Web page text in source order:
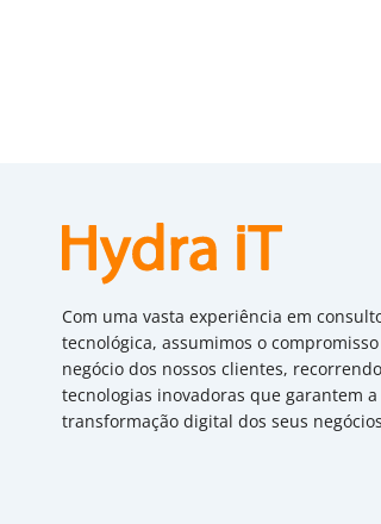
Com uma vasta experiência em
tecnológica, assumimos o
negócio dos nossos clientes,
tecnologias inovadoras que garantem
transformação digital dos seus